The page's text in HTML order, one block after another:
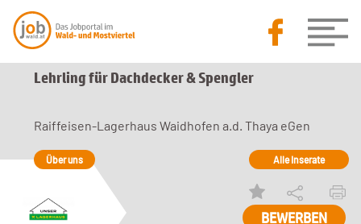
Lehrling für Dachdecker & Spengler
Raiffeisen-Lagerhaus Waidhofen a.d. Thaya eGen
Über uns Alle Inserate
BEWERBEN